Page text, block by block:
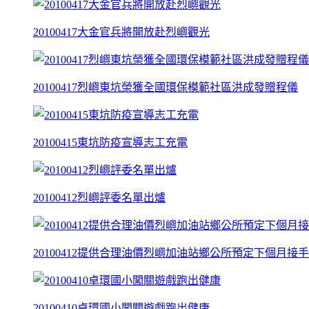
20100417大金官兵將開放赴烈嶼觀光
20100417烈嶼東坑榮獲全國環保模範社區洪成發贈程儀
20100415東坑防疫宣導志工充電
20100412烈嶼評委名單出爐
20100412提供合理油價烈嶼加油站鄉公所預定下個月接